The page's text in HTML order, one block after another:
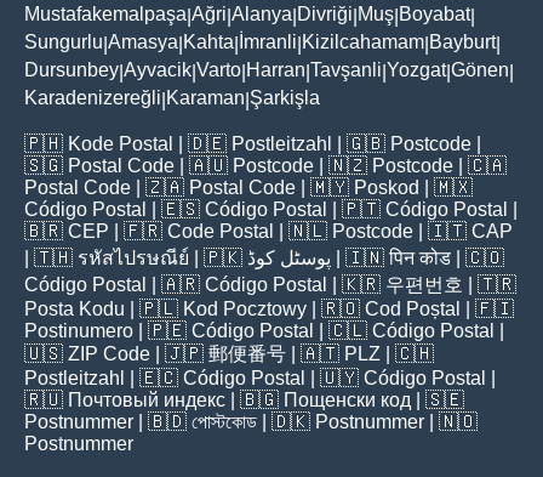
Mustafakemalpaşa Ağri Alanya Divriği Muş Boyabat|
Sungurlu Amasya Kahta İmranli Kizilcahamam Bayburt|
Dursunbey Ayvacik Varto Harran Tavşanli Yozgat|Gönen
Karadenizereğli Karaman Şarkişla
🇵🇭 Kode Postal | 🇩🇪 Postleitzahl | 🇬🇧 Postcode
🇸🇬 Postal Code | 🇦🇺 Postcode | 🇳🇿 Postcode | 🇨🇦
Postal Code | 🇿🇦 Postal Code | 🇲🇾 Poskod
| 🇲🇽
Código Postal
| 🇪🇸 Código Postal | 🇵🇹 Código Postal
🇧🇷 CEP | 🇫🇷 Code Postal | 🇳🇱 Postcode | 🇮🇹 CAP
| 🇹🇭 รหัสไปรษณีย์ | 🇵🇰 پوسٹل کوڈ | 🇮🇳पिन कोड | 🇨🇴
Código Postal
| 🇦🇷 Código Postal | 🇰🇷 우편번호
| 🇹🇷
Posta Kodu | 🇵🇱 Kod Pocztowy | 🇷🇴 Cod Poștal
| 🇫🇮
Postinumero | 🇵🇪 Código Postal | 🇨🇱 Código Postal
🇺🇸 ZIP Code | 🇯🇵 郵便番号 | 🇦🇹 PLZ | 🇨🇭
Postleitzahl
| 🇪🇨 Código Postal | 🇺🇾 Código Postal
🇷🇺 Почтовый индекс | 🇧🇬 Пощенски код | 🇸🇪
Postnummer | 🇧🇩 পোস্টকোড | 🇩🇰 Postnummer | 🇳🇴
Postnummer